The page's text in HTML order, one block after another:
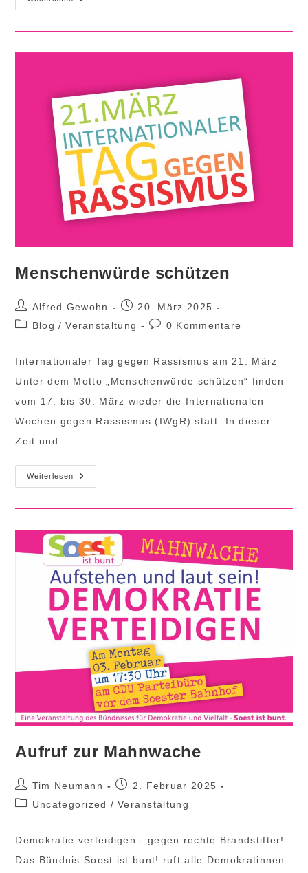
Ist
Menschenwürde schützen
Beitrags-
Autor:
Alfred Gewohn
Beitrag
veröffentlicht:
20. März 2025
Beitrags-
Blog / Veranstaltung
Beitrags-
0 Kommentare
Internationaler Tag gegen Rassismus am 21. März
Unter dem Motto „Menschenwürde schützen“ finden
vom 17. bis 30. März wieder die Internationalen
Wochen gegen Rassismus (IWgR) statt. In dieser
Zeit und…
Weiterlesen
Menschenwürde
Schützen
Aufruf zur Mahnwache
Beitrags-
Autor:
Tim Neumann
Beitrag
veröffentlicht:
2. Februar 2025
Beitrags-
Uncategorized / Veranstaltung
Demokratie verteidigen - gegen rechte Brandstifter!
Das Bündnis Soest ist bunt! ruft alle Demokratinnen